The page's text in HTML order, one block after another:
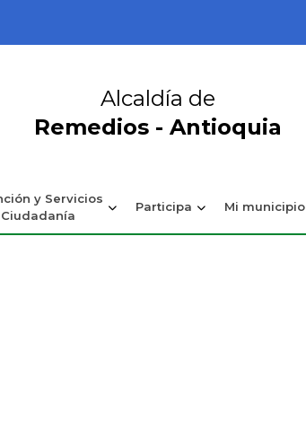
Alcaldía de
Remedios - Antioquia
y Servicios
Participa Mi municipio